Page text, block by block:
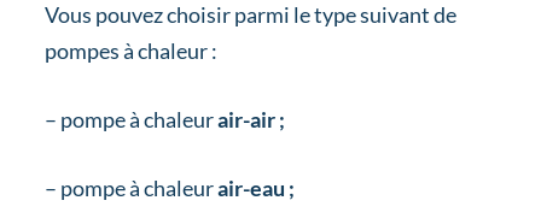
Vous pouvez choisir parmi le type suivant de
pompes à chaleur :
– pompe à chaleurair-air ;
– pompe à chaleurair-eau ;